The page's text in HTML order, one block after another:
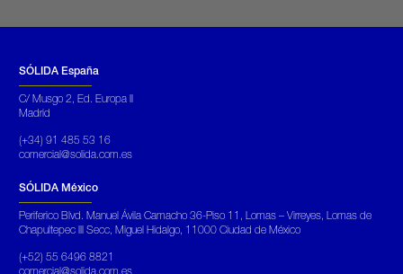
SÓLIDA España
C/ Musgo 2, Ed. Europa II
Madrid
(+34) 91 485 53 16
comercial@solida.com.es
SÓLIDA México
Periferico Blvd. Manuel Ávila Camacho 36-Piso 11, Lomas – Virreyes, Lomas de
Chapultepec III Secc, Miguel Hidalgo, 11000 Ciudad de México
(+52) 55 6496 8821
comercial@solida.com.es